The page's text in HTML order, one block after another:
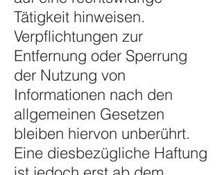
Tätigkeit hinweisen.
Verpflichtungen zur
Entfernung oder Sperrung
der Nutzung von
Informationen nach den
allgemeinen Gesetzen
bleiben hiervon unberührt.
Eine diesbezügliche Haftung